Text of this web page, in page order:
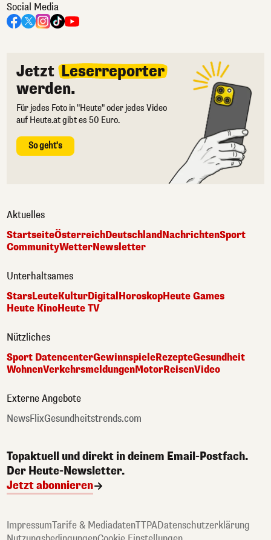
Social Media
Jetzt Leserreporter
werden.
Für jedes Foto in "Heute" oder jedes Video
auf Heute.at gibt es 50 Euro.
So geht's
Aktuelles
StartseiteÖsterreichDeutschlandNachrichtenSport
CommunityWetterNewsletter
Unterhaltsames
StarsLeuteKulturDigital HoroskopHeute Games
Heute KinoHeute TV
Nützliches
Sport DatencenterGewinnspieleRezepteGesundheit
WohnenVerkehrsmeldungenMotorReisenVideo
Externe Angebote
NewsFlixGesundheitstrends.com
Topaktuell und direkt in deinem Email-Postfach.
Der Heute-Newsletter.
Jetzt abonnieren
ImpressumTarife & MediadatenTTPADatenschutzerklärung